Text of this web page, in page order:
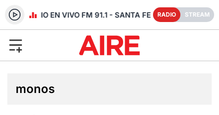
RADIO EN VIVO FM 91.1 - SANTA FE RADIO STREAM
monos